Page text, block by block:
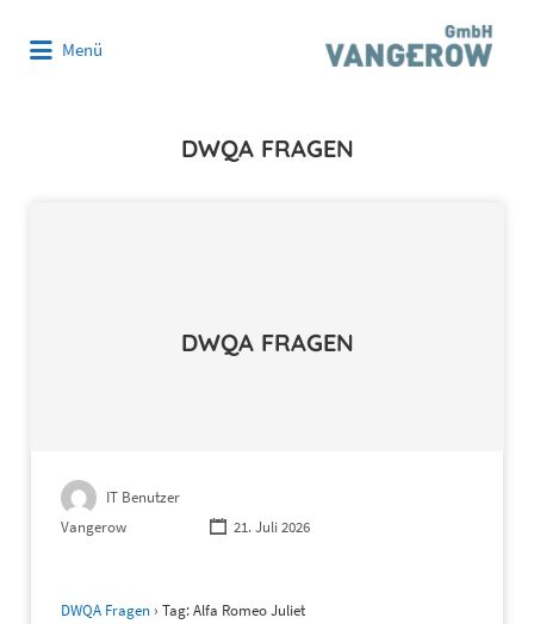
Menü
DWQA FRAGEN
DWQA FRAGEN
IT Benutzer
Vangerow
21. Juli 2026
DWQA Fragen › Tag: Alfa Romeo Juliet